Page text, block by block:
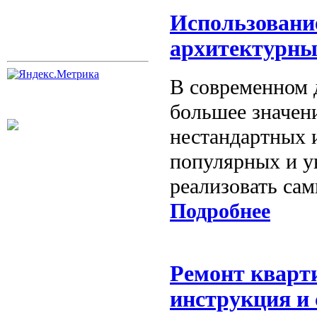
В современном
большее
популярных и
реализовать
Подробнее
Ремонт
инструкция и